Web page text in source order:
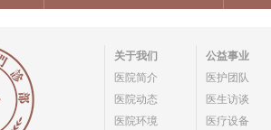
关于我们
医院简介
医院动态
医院环境
公益事业
医护团队
医生访谈
医疗设备